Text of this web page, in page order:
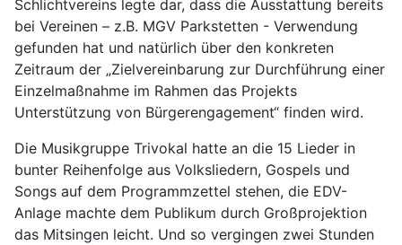
Schlichtvereins legte dar, dass die Ausstattung bereits
bei Vereinen – z.B. MGV Parkstetten - Verwendung
gefunden hat und natürlich über den konkreten
Zeitraum der „Zielvereinbarung zur Durchführung einer
Einzelmaßnahme im Rahmen das Projekts
Unterstützung von Bürgerengagement“ finden wird.
Die Musikgruppe Trivokal hatte an die 15 Lieder in
bunter Reihenfolge aus Volksliedern, Gospels und
Songs auf dem Programmzettel stehen, die EDV-
Anlage machte dem Publikum durch Großprojektion
das Mitsingen leicht. Und so vergingen zwei Stunden